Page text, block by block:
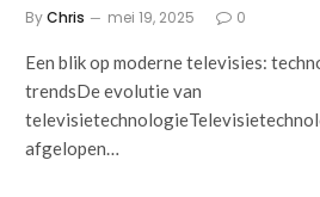
ByChris mei 19, 2025 0
Een blik op moderne televisies:
trendsDe evolutie van
afgelopen…